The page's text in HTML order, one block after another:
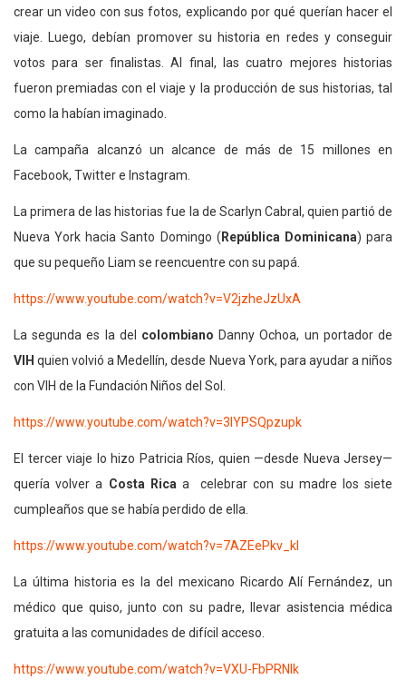
crear un video con sus fotos, explicando por qué querían hacer el
viaje. Luego, debían promover su historia en redes y conseguir
votos para ser finalistas. Al final, las cuatro mejores historias
fueron premiadas con el viaje y la producción de sus historias, tal
como la habían imaginado.
La campaña alcanzó un alcance de más de 15 millones en
Facebook, Twitter e Instagram.
La primera de las historias fue la de Scarlyn Cabral, quien partió de
Nueva York hacia Santo Domingo (República Dominicana) para
que su pequeño Liam se reencuentre con su papá.
https://www.youtube.com/watch?v=V2jzheJzUxA
La segunda es la del colombiano Danny Ochoa, un portador de
VIH quien volvió a Medellín, desde Nueva York, para ayudar a niños
con VIH de la Fundación Niños del Sol.
https://www.youtube.com/watch?v=3IYPSQpzupk
El tercer viaje lo hizo Patricia Ríos, quien —desde Nueva Jersey—
quería volver a Costa Rica a celebrar con su madre los siete
cumpleaños que se había perdido de ella.
https://www.youtube.com/watch?v=7AZEePkv_kI
La última historia es la del mexicano Ricardo Alí Fernández, un
médico que quiso, junto con su padre, llevar asistencia médica
gratuita a las comunidades de difícil acceso.
https://www.youtube.com/watch?v=VXU-FbPRNlk